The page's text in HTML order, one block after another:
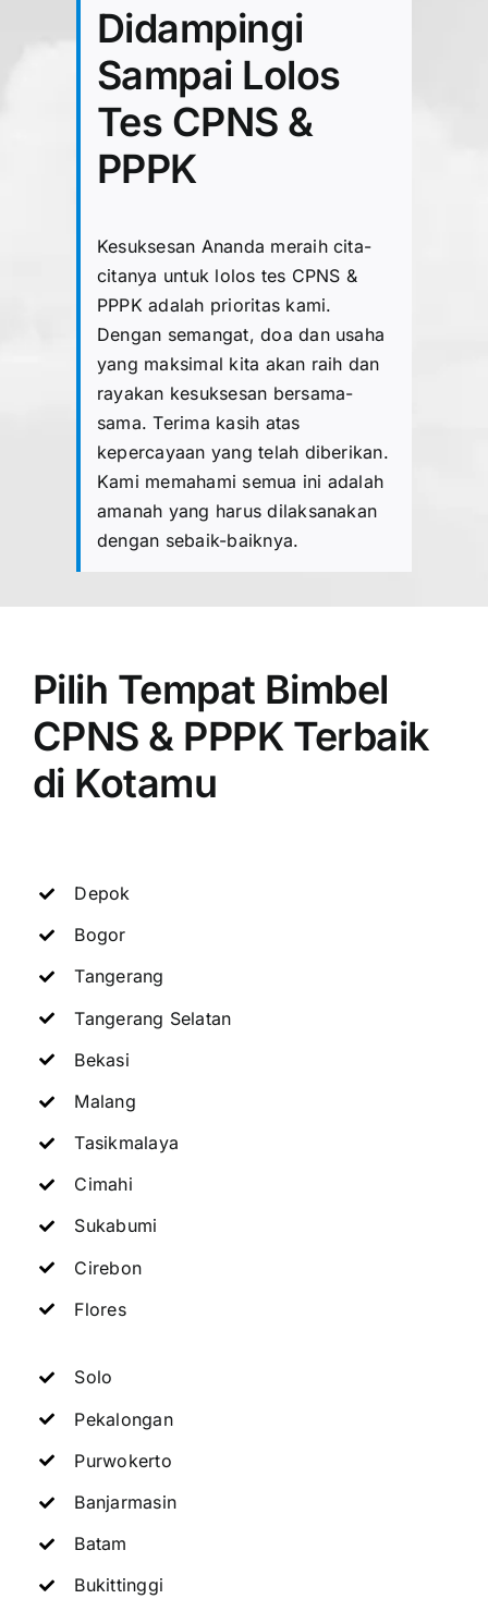
Didampingi
Sampai Lolos
Tes CPNS &
PPPK
Kesuksesan Ananda meraih cita-
citanya untuk lolos tes CPNS &
PPPK adalah prioritas kami.
Dengan semangat, doa dan usaha
yang maksimal kita akan raih dan
rayakan kesuksesan bersama-
sama. Terima kasih atas
kepercayaan yang telah diberikan.
Kami memahami semua ini adalah
amanah yang harus dilaksanakan
dengan sebaik-baiknya.
Pilih Tempat Bimbel
CPNS & PPPK Terbaik
di Kotamu
Depok
Bogor
Tangerang
Tangerang Selatan
Bekasi
Malang
Tasikmalaya
Cimahi
Sukabumi
Cirebon
Flores
Solo
Pekalongan
Purwokerto
Banjarmasin
Batam
Bukittinggi